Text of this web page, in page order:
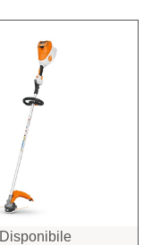
Disponibile